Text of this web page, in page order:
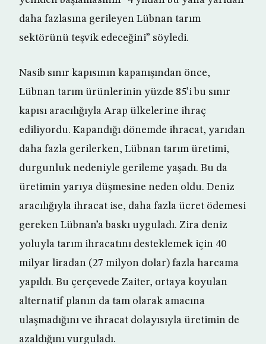
daha fazlasına gerileyen Lübnan tarım
sektörünü teşvik edeceğini” söyledi.
Nasib sınır kapısının kapanışından önce,
Lübnan tarım ürünlerinin yüzde 85’i bu sınır
kapısı aracılığıyla Arap ülkelerine ihraç
ediliyordu. Kapandığı dönemde ihracat, yarıdan
daha fazla gerilerken, Lübnan tarım üretimi,
durgunluk nedeniyle gerileme yaşadı. Bu da
üretimin yarıya düşmesine neden oldu. Deniz
aracılığıyla ihracat ise, daha fazla ücret ödemesi
gereken Lübnan’a baskı uyguladı. Zira deniz
yoluyla tarım ihracatını desteklemek için 40
milyar liradan (27 milyon dolar) fazla harcama
yapıldı. Bu çerçevede Zaiter, ortaya koyulan
alternatif planın da tam olarak amacına
ulaşmadığını ve ihracat dolayısıyla üretimin de
azaldığını vurguladı.